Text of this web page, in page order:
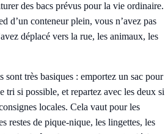
des bacs prévus pour la vie ordinaire.
d’un conteneur plein, vous n’avez pas
déplacé vers la rue, les animaux, les
sont très basiques : emportez un sac pour
tri si possible, et repartez avec les deux si
locales. Cela vaut pour les
restes de pique-nique, les lingettes, les